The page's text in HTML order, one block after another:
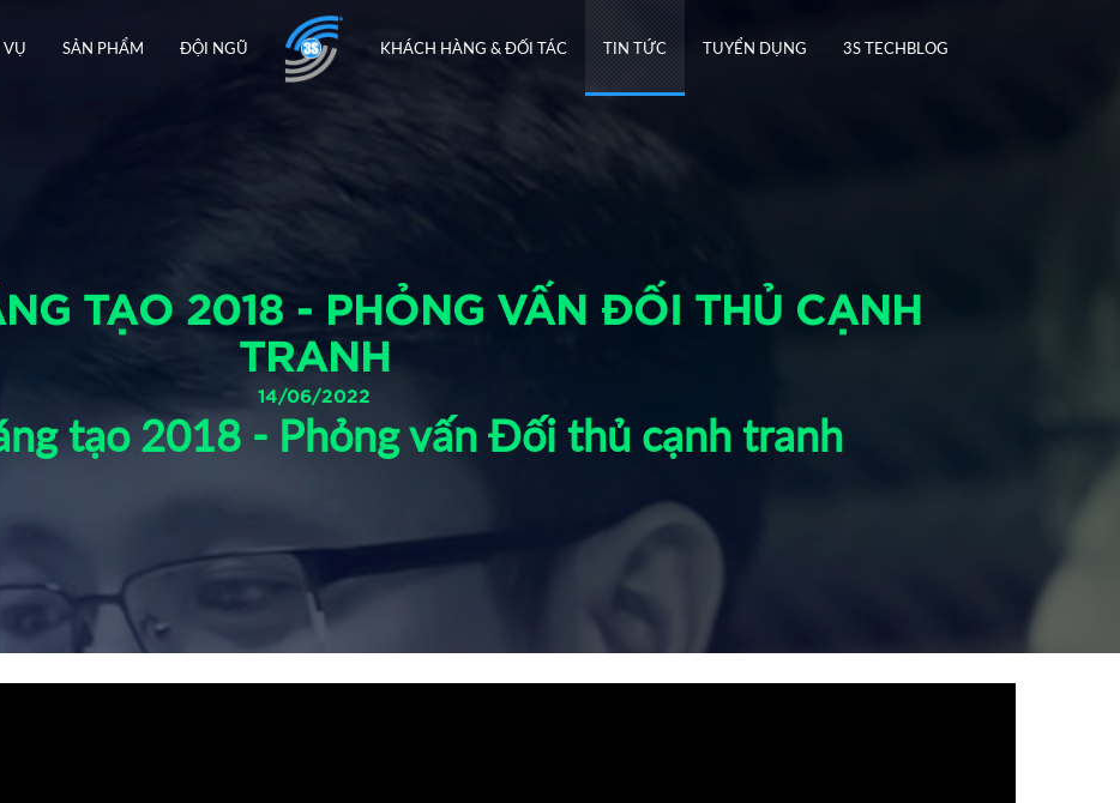
VỤ SẢN PHẨM ĐỘI NGŨ KHÁCH HÀNG & ĐỐI TÁC TIN TỨC TUYỂN DỤNG 3S TECHBLOG
TẠO 2018 - PHỎNG VẤN ĐỐI THỦ CẠNH
TRANH
14/06/2022
tạo 2018 - Phỏng vấn Đối thủ cạnh tranh